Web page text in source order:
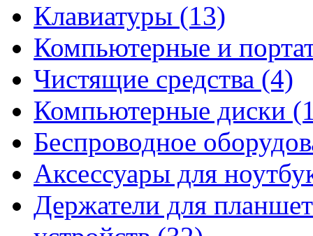
Клавиатуры (13)
Компьютерные и
Чистящие средства (4)
Компьютерные диски
Беспроводное
Аксессуары для
Держатели для